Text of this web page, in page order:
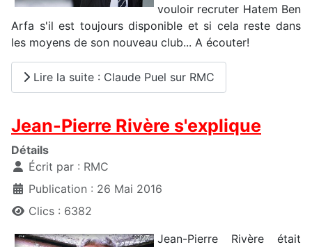
vouloir recruter Hatem Ben
Arfa s'il est toujours disponible et si cela reste dans
les moyens de son nouveau club... A écouter!
Lire la suite : Claude Puel sur RMC
Jean-Pierre Rivère s'explique
Détails
Écrit par : RMC
Publication : 26 Mai 2016
Clics : 6382
Jean-Pierre Rivère était